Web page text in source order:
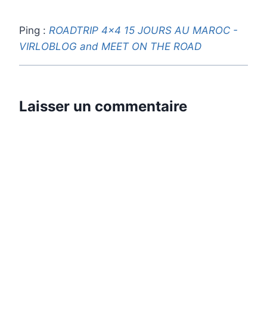
Ping : ROADTRIP 4x4 15 JOURS AU MAROC -
VIRLOBLOG and MEET ON THE ROAD
Laisser un commentaire